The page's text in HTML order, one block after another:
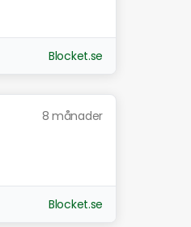
Blocket.se
8 månader
Blocket.se